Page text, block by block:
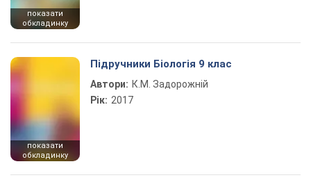
показати
обкладинку
показати
обкладинку
Підручники Біологія 9 клас
Автори: К.М. Задорожній
Рік: 2017